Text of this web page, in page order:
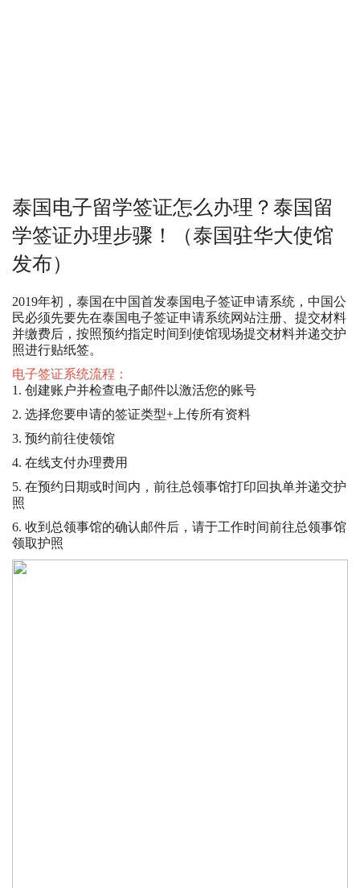
泰国电子留学签证怎么办理？泰国留
学签证办理步骤！（泰国驻华大使馆
发布）
2019年初，泰国在中国首发泰国电子签证申请系统，中国公
民必须先要先在泰国电子签证申请系统网站注册、提交材料
并缴费后，按照预约指定时间到使馆现场提交材料并递交护
照进行贴纸签。
电子签证系统流程：
1. 创建账户并检查电子邮件以激活您的账号
2. 选择您要申请的签证类型+上传所有资料
3. 预约前往使领馆
4. 在线支付办理费用
5. 在预约日期或时间内，前往总领事馆打印回执单并递交护
照
6. 收到总领事馆的确认邮件后，请于工作时间前往总领事馆
领取护照